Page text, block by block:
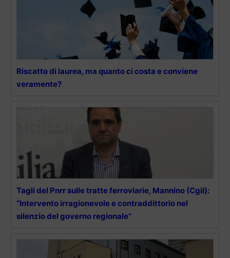
Riscatto di laurea, ma quanto ci costa e conviene
veramente?
Tagli del Pnrr sulle tratte ferroviarie, Mannino (Cgil):
“Intervento irragionevole e contraddittorio nel
silenzio del governo regionale”